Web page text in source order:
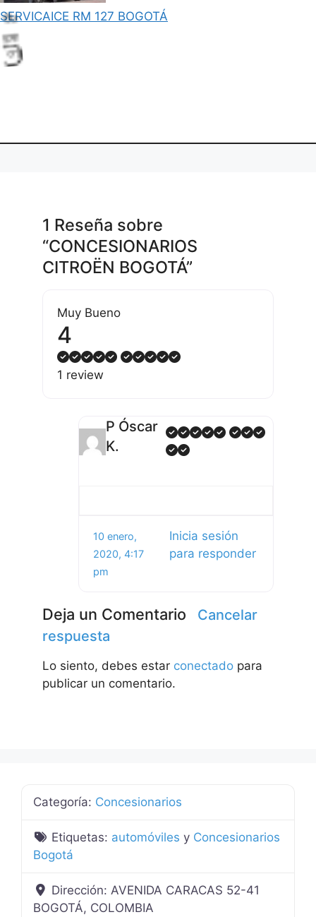
SERVICAICE RM 127 BOGOTÁ
L
o
ai
ng
.
1 Reseña sobre
“CONCESIONARIOS
CITROËN BOGOTÁ”
Muy Bueno
4
1 review
P Óscar
K.
10 enero,
2020, 4:17
pm
Inicia sesión
para responder
Deja un Comentario
Cancelar
respuesta
Lo siento, debes estar conectado para
publicar un comentario.
Categoría: Concesionarios
Etiquetas: automóviles y Concesionarios
Bogotá
Dirección: AVENIDA CARACAS 52-41
BOGOTÁ, COLOMBIA